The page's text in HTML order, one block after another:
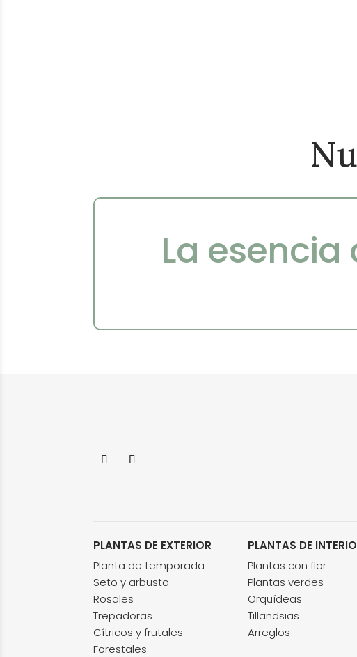
La
PLANTAS DE EXTERIOR
Planta de temporada
Seto y arbusto
Rosales
Trepadoras
Cítricos y frutales
Forestales
PLANTAS DE
Plantas con flor
Plantas verdes
Orquídeas
Tillandsias
Arreglos